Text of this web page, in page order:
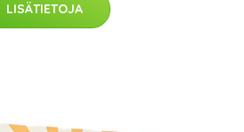
LISÄTIETOJA